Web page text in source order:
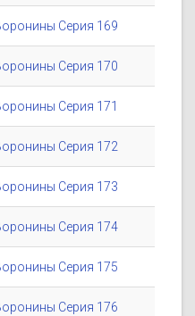
Серия 169
Серия 170
Серия 171
Серия 172
Серия 173
Серия 174
Серия 175
Серия 176